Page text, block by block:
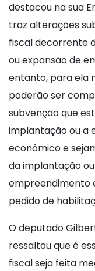
destacou na sua
traz alterações
fiscal decorrente
ou expansão de
entanto, para ela
poderão ser
subvenção que
implantação ou a
econômico e
da implantação
empreendimento
pedido de
O deputado
ressaltou que é
fiscal seja feita